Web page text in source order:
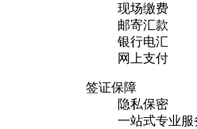
现场缴费
邮寄汇款
银行电汇
网上支付
签证保障
隐私保密
一站式专业服